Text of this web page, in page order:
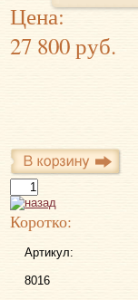
Цена:
27 800 руб.
Коротко:
Артикул:
8016